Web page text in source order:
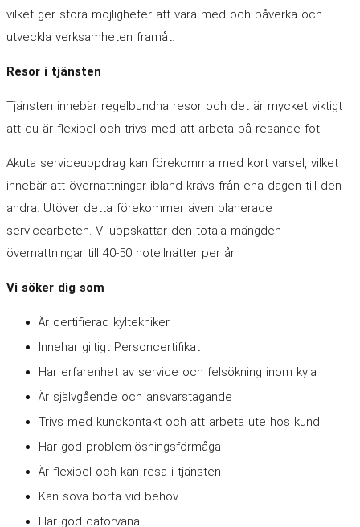
vilket ger stora möjligheter att vara med och påverka och
utveckla verksamheten framåt.
Resor i tjänsten
Tjänsten innebär regelbundna resor och det är mycket viktigt
att du är flexibel och trivs med att arbeta på resande fot.
Akuta serviceuppdrag kan förekomma med kort varsel, vilket
innebär att övernattningar ibland krävs från ena dagen till den
andra. Utöver detta förekommer även planerade
servicearbeten. Vi uppskattar den totala mängden
övernattningar till 40-50 hotellnätter per år.
Vi söker dig som
Är certifierad kyltekniker
Innehar giltigt Personcertifikat
Har erfarenhet av service och felsökning inom kyla
Är självgående och ansvarstagande
Trivs med kundkontakt och att arbeta ute hos kund
Har god problemlösningsförmåga
Är flexibel och kan resa i tjänsten
Kan sova borta vid behov
Har god datorvana